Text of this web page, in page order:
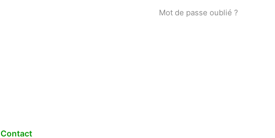
Mot de passe oublié ?
Contact